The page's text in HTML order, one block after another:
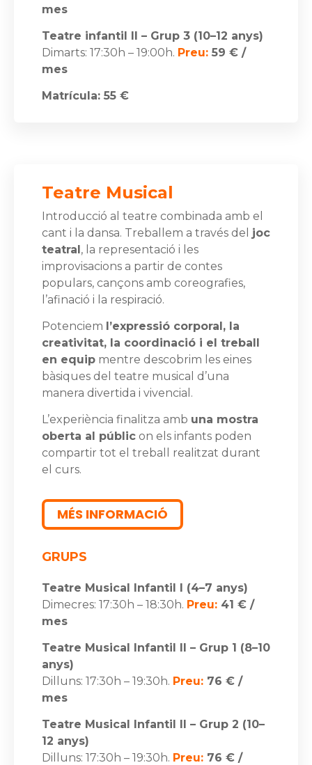
mes
Teatre infantil II – Grup 3 (10–12 anys)
Dimarts: 17:30h – 19:00h. Preu: 59 € /
mes
Matrícula: 55 €
Teatre Musical
Introducció al teatre combinada amb el
cant i la dansa. Treballem a través del joc
teatral, la representació i les
improvisacions a partir de contes
populars, cançons amb coreografies,
l’afinació i la respiració.
Potenciem l’expressió corporal, la
creativitat, la coordinació i el treball
en equip mentre descobrim les eines
bàsiques del teatre musical d’una
manera divertida i vivencial.
L’experiència finalitza amb una mostra
oberta al públic on els infants poden
compartir tot el treball realitzat durant
el curs.
MÉS INFORMACIÓ
GRUPS
Teatre Musical Infantil I (4–7 anys)
Dimecres: 17:30h – 18:30h. Preu: 41 € /
mes
Teatre Musical Infantil II – Grup 1 (8–10
anys)
Dilluns: 17:30h – 19:30h. Preu: 76 € /
mes
Teatre Musical Infantil II – Grup 2 (10–
12 anys)
Dilluns: 17:30h – 19:30h. Preu: 76 € /